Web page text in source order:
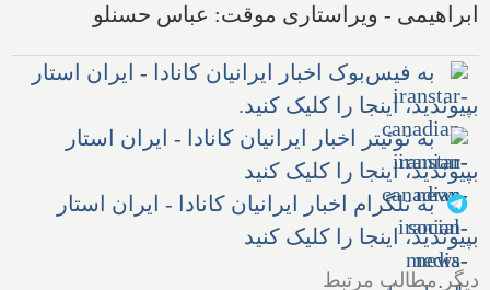
ابراهیمی - ویراستاری موقت: عباس حسنلو
به فیس‌بوک اخبار ایرانیان کانادا - ایران استار
بپیوندید، اینجا را کلیک کنید.
به توئیتر اخبار ایرانیان کانادا - ایران استار
بپیوندید، اینجا را کلیک کنید
به تلگرام اخبار ایرانیان کانادا - ایران استار
بپیوندید، اینجا را کلیک کنید
دیگر مطالب مرتبط